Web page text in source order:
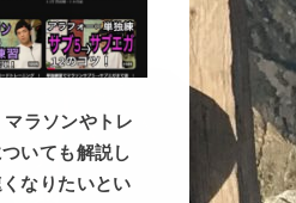
ラソンやトレ
いても解説し
なりたいとい